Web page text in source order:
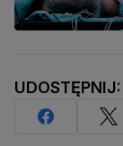
UDOSTĘPNIJ: